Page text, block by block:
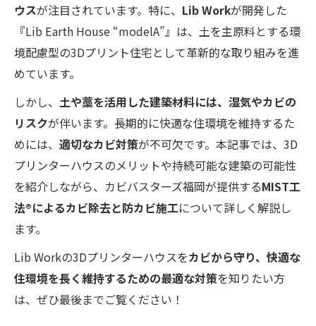
ウスが注目されています。特に、 Lib Workが開発した
『Lib Earth House “modelA”』は、土を主原料とする環
境配慮型の3Dプリント住宅として革新的な取り組みを進
めています。
しかし、 土や藁を活用した建築材料には、湿気やカビの
リスクが伴います。長期的に快適な住環境を維持するた
めには、 適切なカビ対策が不可欠です。本記事では、3D
プリンターハウスのメリットや持続可能な建築の可能性
を紹介しながら、カビバスターズ福岡が提供するMIST工
法®によるカビ除去と防カビ施工について詳しく解説し
ます。
Lib Workの3Dプリンターハウスをカビから守り、快適な
住環境を長く維持するための最適な対策を知りたい方
は、ぜひ最後までご覧ください！